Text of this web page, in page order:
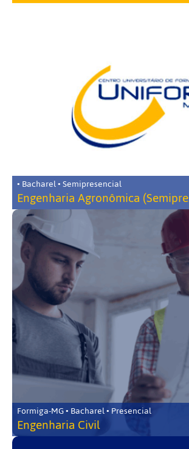
• Bacharel • Semipresencial
Engenharia Agronômica
Formiga-MG • Bacharel • Presencial
Engenharia Civil